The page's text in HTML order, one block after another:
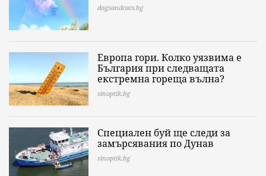
dogsandcats.bg
Европа гори. Колко уязвима е
България при следващата
екстремна гореща вълна?
sinoptik.bg
Специален буй ще следи за
замърсявания по Дунав
sinoptik.bg